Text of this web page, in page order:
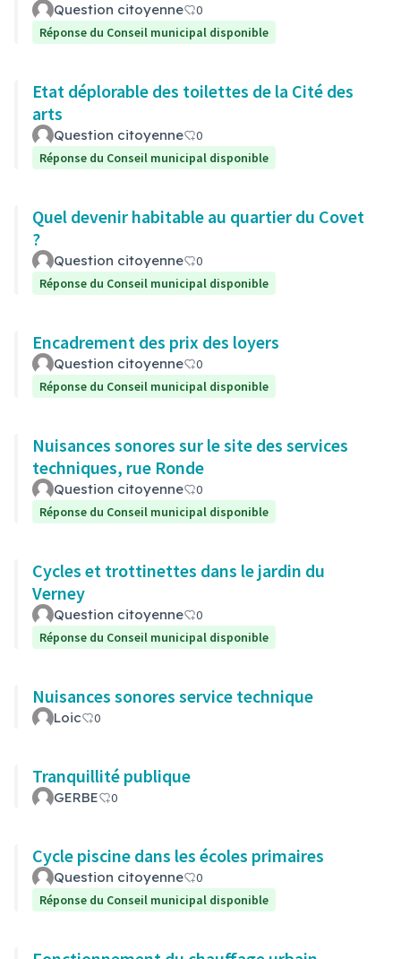
Question citoyenne
0
Réponse du Conseil municipal disponible
Etat déplorable des toilettes de la Cité des
arts
Question citoyenne
0
Réponse du Conseil municipal disponible
Quel devenir habitable au quartier du Covet
?
Question citoyenne
0
Réponse du Conseil municipal disponible
Encadrement des prix des loyers
Question citoyenne
0
Réponse du Conseil municipal disponible
Nuisances sonores sur le site des services
techniques, rue Ronde
Question citoyenne
0
Réponse du Conseil municipal disponible
Cycles et trottinettes dans le jardin du
Verney
Question citoyenne
0
Réponse du Conseil municipal disponible
Nuisances sonores service technique
Loic 0
Tranquillité publique
GERBE 0
Cycle piscine dans les écoles primaires
Question citoyenne
0
Réponse du Conseil municipal disponible